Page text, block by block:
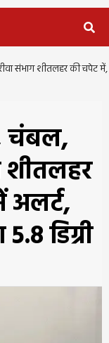
संभाग शीतलहर की चपेट में,
चंबल,
शीतलहर
अलर्ट,
डिग्री